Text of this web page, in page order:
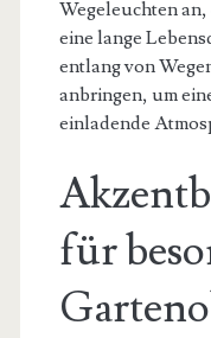
Wegeleuchten
eine lange
entlang von
anbringen, um
einladende
für